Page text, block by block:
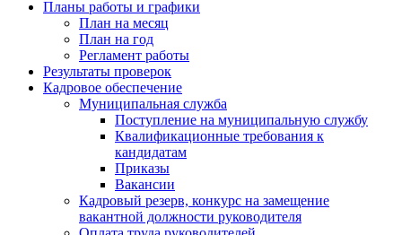
Планы работы и графики
План на месяц
План на год
Регламент работы
Результаты проверок
Кадровое обеспечение
Муниципальная служба
Поступление на муниципальную службу
Квалификационные требования к
кандидатам
Приказы
Вакансии
Кадровый резерв, конкурс на замещение
вакантной должности руководителя